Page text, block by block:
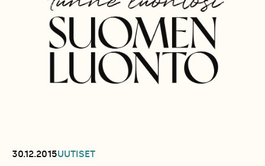
30.12.2015UUTISET